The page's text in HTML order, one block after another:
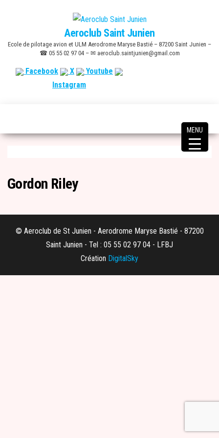
content
Aeroclub Saint Junien
Ecole de pilotage avion et ULM Aerodrome Maryse Bastié – 87200 Saint Junien –
☎ 05 55 02 97 04 – ✉ aeroclub.saintjunien@gmail.com
Facebook X
Youtube
Instagram
Gordon Riley
© Aeroclub de St Junien - Aerodrome Maryse Bastié - 87200
Saint Junien - Tel : 05 55 02 97 04 - LFBJ
Création DigitalSky
MENU